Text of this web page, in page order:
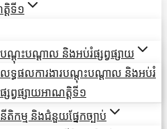
តិទី១
បណ្តុះបណ្តាល និងអប់រំផ្សព្វផ្សាយ
លទ្ធផលការងារបណ្តុះបណ្តាល និងអប់រំ
ផ្សព្វផ្សាយអាណត្តិទី១
នីតិកម្ម និងជំនួយផ្នែកច្បាប់